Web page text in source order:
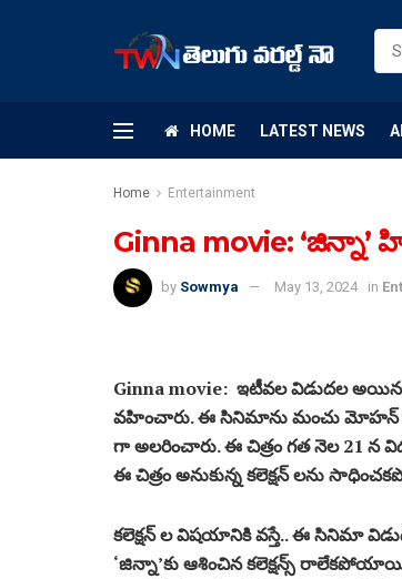
HOME LATEST NEWS
Home Entertainment
Ginna movie: ‘జిన్నా’
by Sowmya May 13, 2024 in
Ginna movie: ఇటీవల విడుదల అయిన
వహించారు. ఈ సినిమాను మంచు మోహన్
గా అలరించారు. ఈ చిత్రం గత నెల 21
ఈ చిత్రం అనుకున్న కలెక్షన్ లను
కలెక్షన్ ల విషయానికి వస్తే.. ఈ సినిమా
‘జిన్నా’కు ఆశించిన కలెక్షన్స్‌